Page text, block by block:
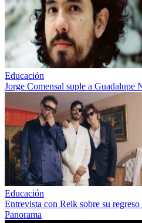
Educación
Jorge Comensal suple a
Educación
Entrevista con Reik sobre su
Panorama